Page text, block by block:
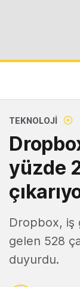
TEKNOLOJI
yüzde
Dropbox, iş
gelen 528
duyurdu.